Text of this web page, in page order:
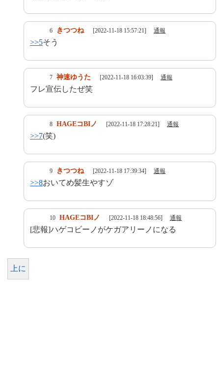
6 きつつね [2022-11-18 15:57:21] 通報
>>5そう
7 神速ゆうた [2022-11-18 16:03:39] 通報
フレ宣伝したぜ笑
8 HAGEコBIノ [2022-11-18 17:28:21] 通報
>>7(笑)
9 きつつね [2022-11-18 17:39:34] 通報
>>8おいてめ髪生やすゾ
10 HAGEコBIノ [2022-11-18 18:48:56] 通報
[悲報]ハゲコビーノがケガアリーノになる
上に